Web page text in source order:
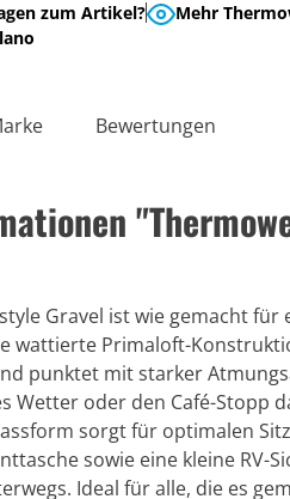
zum Artikel?
Mehr
Bewertungen
Gravel ist wie gemacht
wattierte Primaloft-
punktet mit starker
Wetter oder den Café-Stopp
sorgt für optimalen
sowie eine kleine RV-
Ideal für alle, die es